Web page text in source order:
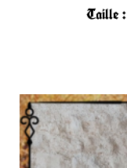
Taille :